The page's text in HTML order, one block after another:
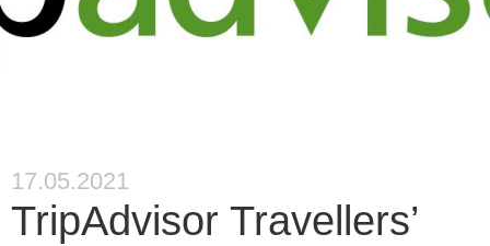
17.05.2021
TripAdvisor Travellers’